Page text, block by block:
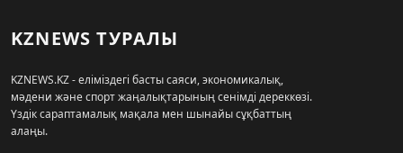
KZNEWS ТУРАЛЫ
KZNEWS.KZ - еліміздегі басты саяси, экономикалық,
мәдени және спорт жаңалықтарының сенімді дереккөзі.
Үздік сараптамалық мақала мен шынайы сұқбаттың
алаңы.